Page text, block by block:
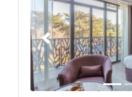
Précédent